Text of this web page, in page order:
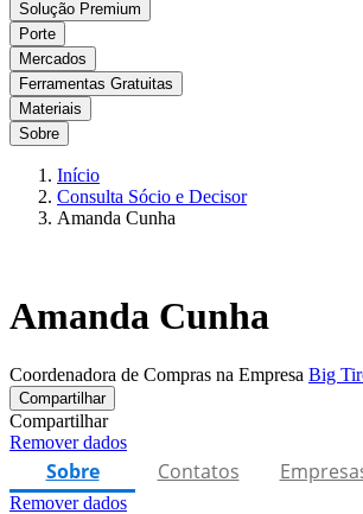
Solução Premium
Porte
Mercados
Ferramentas Gratuitas
Materiais
Sobre
Início
Consulta Sócio e Decisor
Amanda Cunha
Amanda Cunha
Coordenadora de Compras na Empresa Big
Compartilhar
Compartilhar
Remover dados
Sobre Contatos
Remover dados